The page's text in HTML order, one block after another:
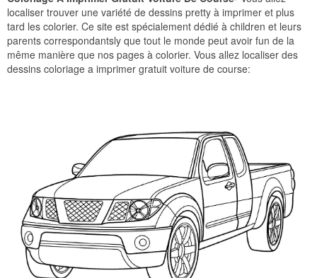
localiser trouver une variété de dessins pretty à imprimer et plus
tard les colorier. Ce site est spécialement dédié à children et leurs
parents correspondantsly que tout le monde peut avoir fun de la
même manière que nos pages à colorier. Vous allez localiser des
dessins coloriage a imprimer gratuit voiture de course: